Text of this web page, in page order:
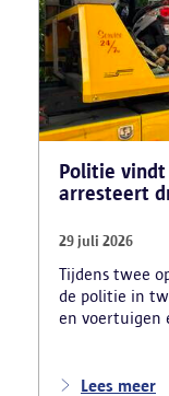
Politie
arresteert
29 juli 2026
Tijdens twee
de politie in
en voertuigen
beslag
Lees meer